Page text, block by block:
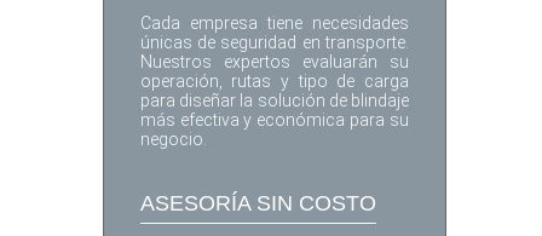
Cada empresa tiene necesidades
únicas de seguridad en transporte.
Nuestros expertos evaluarán su
operación, rutas y tipo de carga
para diseñar la solución de blindaje
más efectiva y económica para su
negocio.
ASESORÍA SIN COSTO